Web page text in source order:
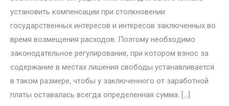
уста­новить компенсации при столкновении
государственных интересов и ин­тересов заключенных во
время возмещения расходов. Поэтому необхо­димо
законодательное регулирование, при котором взнос за
содержание в местах лишения свободы устанавливается
в таком размере, чтобы у за­ключенного от заработной
платы оставалась всегда определенная сумма. […]